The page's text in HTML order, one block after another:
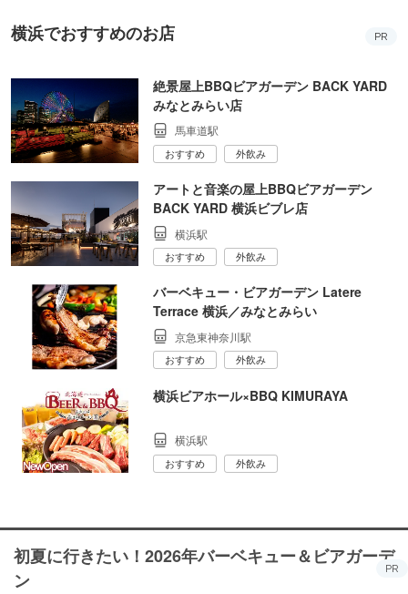
横浜でおすすめのお店 PR
絶景屋上BBQビアガーデン BACK YARD
みなとみらい店
馬車道駅
おすすめ 外飲み
アートと音楽の屋上BBQビアガーデン
BACK YARD 横浜ビブレ店
横浜駅
おすすめ 外飲み
バーベキュー・ビアガーデン Latere
Terrace 横浜／みなとみらい
京急東神奈川駅
おすすめ 外飲み
横浜ビアホール×BBQ KIMURAYA
横浜駅
おすすめ 外飲み
初夏に行きたい！2026年バーベキュー＆ビアガーデ
ン
PR